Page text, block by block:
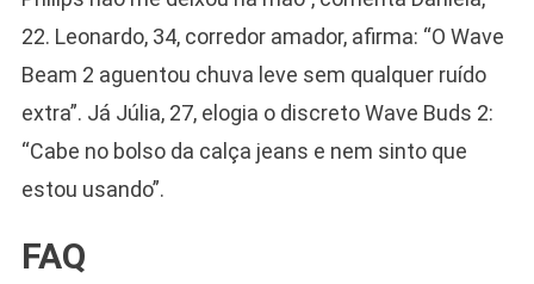
22. Leonardo, 34, corredor amador, afirma: “O Wave
Beam 2 aguentou chuva leve sem qualquer ruído
extra”. Já Júlia, 27, elogia o discreto Wave Buds 2:
“Cabe no bolso da calça jeans e nem sinto que
estou usando”.
FAQ